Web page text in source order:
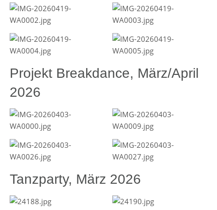
Projekt Breakdance, März/April
2026
Tanzparty, März 2026